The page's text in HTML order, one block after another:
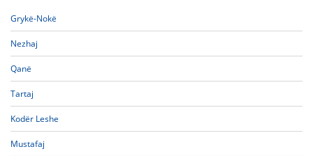
Grykë-Nokë
Nezhaj
Qanë
Tartaj
Kodër Leshe
Mustafaj